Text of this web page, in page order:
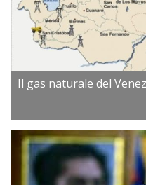
Il gas naturale del